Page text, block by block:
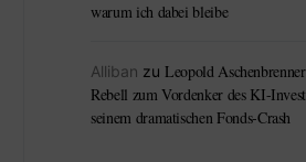
warum ich dabei bleibe
Alliban zu Leopold
Rebell zum Vordenker des KI-
seinem dramatischen Fonds-Crash